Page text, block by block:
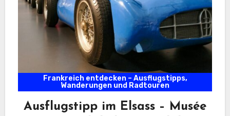
Frankreich entdecken – Ausflugstipps,
Wanderungen und Radtouren
Ausflugstipp im Elsass – Musée